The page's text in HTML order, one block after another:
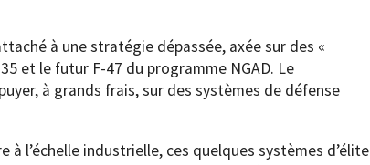
à une stratégie dépassée, axée sur des «
et le futur F-47 du programme NGAD. Le
à grands frais, sur des systèmes de défense
à l’échelle industrielle, ces quelques systèmes d’élite